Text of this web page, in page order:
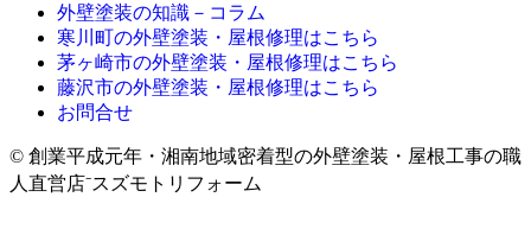
外壁塗装の知識－コラム
寒川町の外壁塗装・屋根修理はこちら
茅ヶ崎市の外壁塗装・屋根修理はこちら
藤沢市の外壁塗装・屋根修理はこちら
お問合せ
© 創業平成元年・湘南地域密着型の外壁塗装・屋根工事の職
人直営店⁻スズモトリフォーム